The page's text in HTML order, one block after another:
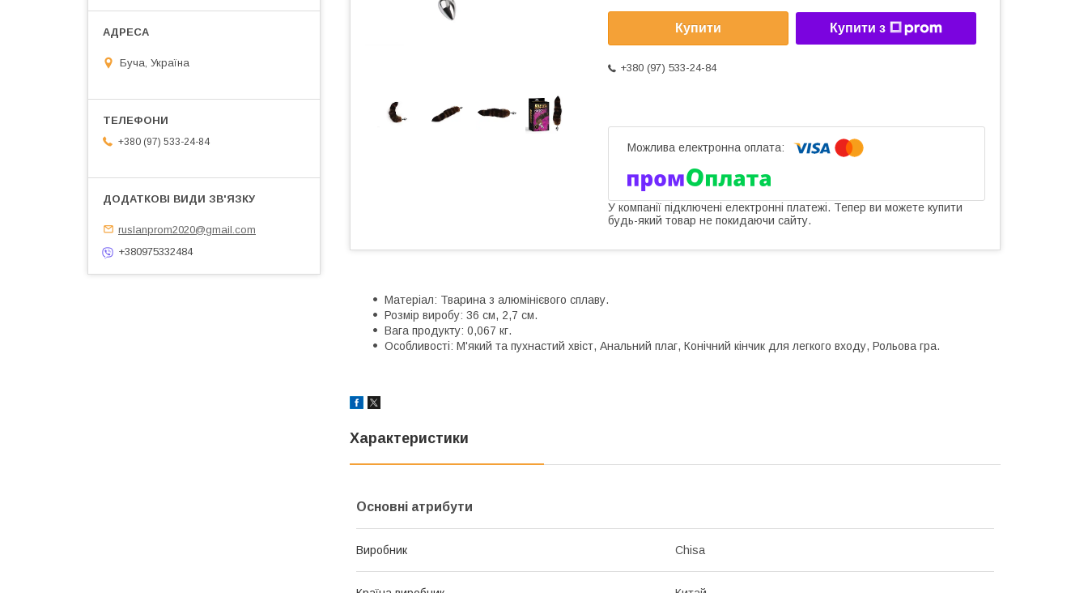
Купити Купити з
+380 (97) 533-24-84
У компанії підключені електронні платежі. Тепер ви можете купити
будь-який товар не покидаючи сайту.
Матеріал: Тварина з алюмінієвого сплаву.
Розмір виробу: 36 см, 2,7 см.
Вага продукту: 0,067 кг.
Особливості: М'який та пухнастий хвіст, Анальний плаг, Конічний кінчик для легкого входу, Рольова гра.
Характеристики
Основні атрибути
Виробник Chisa
Буча, Україна
+380 (97) 533-24-84
ruslanprom2020@gmail.com
+380975332484